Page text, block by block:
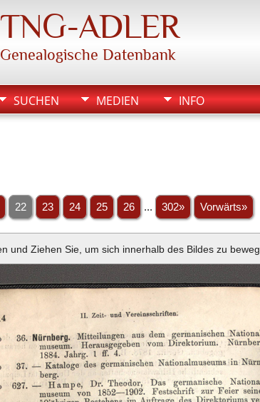
TNG-ADLER
Genealogische Datenbank
SUCHEN MEDIEN INFO
22 23 24 25 26 ... 302» Vorwärts»